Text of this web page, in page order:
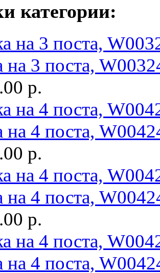
категории:
на 3 поста,
р.
на 4 поста,
р.
на 4 поста,
р.
на 4 поста,